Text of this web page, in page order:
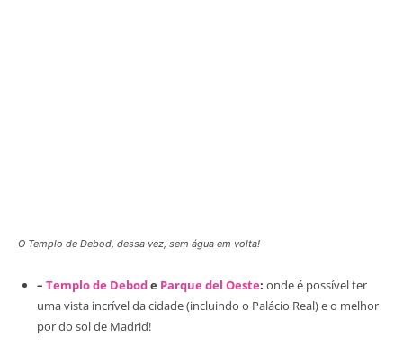
O Templo de Debod, dessa vez, sem água em volta!
– Templo de Debode Parque del Oeste: onde é possível ter
uma vista incrível da cidade (incluindo o Palácio Real) e o melhor
por do sol de Madrid!